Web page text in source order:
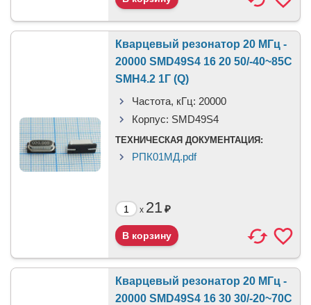
Кварцевый резонатор 20 МГц -
20000 SMD49S4 16 20 50/-40~85C
SMH4.2 1Г (Q)
Частота, кГц: 20000
Корпус: SMD49S4
ТЕХНИЧЕСКАЯ ДОКУМЕНТАЦИЯ:
РПК01МД.pdf
x 21₽
Кварцевый резонатор 20 МГц -
20000 SMD49S4 16 30 30/-20~70C